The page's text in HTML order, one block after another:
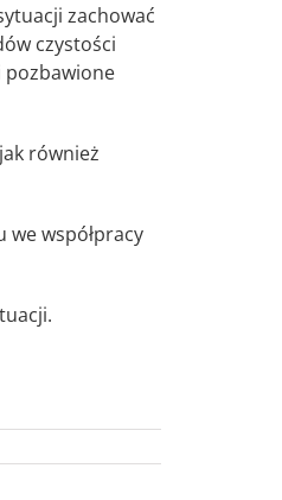
zachować
czystości
pozbawione
również
współpracy